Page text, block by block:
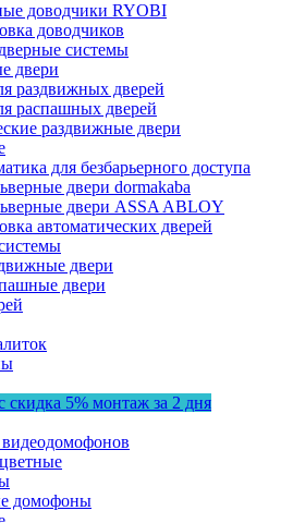
доводчики RYOBI
доводчиков
системы
двери
раздвижных дверей
распашных дверей
раздвижные двери
для безбарьерного доступа
двери dormakaba
двери ASSA ABLOY
автоматических дверей
двери
двери
скидка 5% монтаж за 2 дня
домофоны